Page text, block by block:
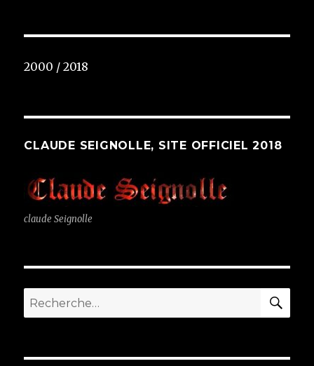
2000 / 2018
CLAUDE SEIGNOLLE, SITE OFFICIEL 2018
claude Seignolle
Recherche
pour